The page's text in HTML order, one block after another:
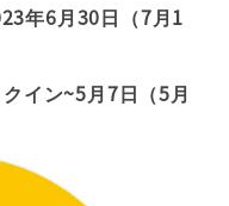
年6月30日（7月1
イン~5月7日（5月